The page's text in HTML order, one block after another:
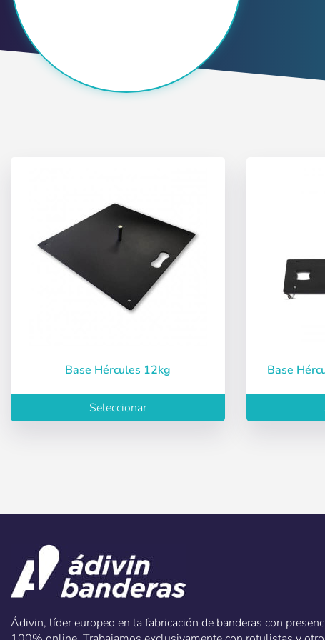
Recordar
Recuperar
Base Hércules 12kg
Seleccionar
Base
Ádivin, líder europeo en la fabricación de banderas con